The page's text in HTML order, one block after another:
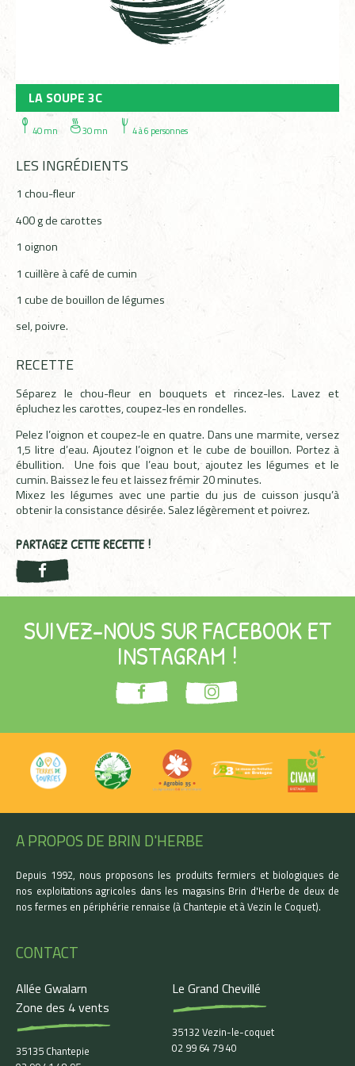
LA SOUPE 3C
40 mn 30 mn 4 à 6 personnes
LES INGRÉDIENTS
1 chou-fleur
400 g de carottes
1 oignon
1 cuillère à café de cumin
1 cube de bouillon de légumes
sel, poivre.
RECETTE
Séparez le chou-fleur en bouquets et rincez-les. Lavez et
épluchez les carottes, coupez-les en rondelles.
Pelez l’oignon et coupez-le en quatre. Dans une marmite, versez
1,5 litre d’eau. Ajoutez l’oignon et le cube de bouillon. Portez à
ébullition. Une fois que l’eau bout, ajoutez les légumes et le
cumin. Baissez le feu et laissez frémir 20 minutes.
Mixez les légumes avec une partie du jus de cuisson jusqu’à
obtenir la consistance désirée. Salez légèrement et poivrez.
PARTAGEZ CETTE RECETTE !
SUIVEZ-NOUS SUR FACEBOOK ET
INSTAGRAM !
A PROPOS DE BRIN D'HERBE
Depuis 1992, nous proposons les produits fermiers et biologiques de
nos exploitations agricoles dans les magasins Brin d'Herbe de deux de
nos fermes en périphérie rennaise (à Chantepie et à Vezin le Coquet).
CONTACT
Allée Gwalarn
Zone des 4 vents
35135 Chantepie
Le Grand Chevillé
35132 Vezin-le-coquet
02 99 64 79 40